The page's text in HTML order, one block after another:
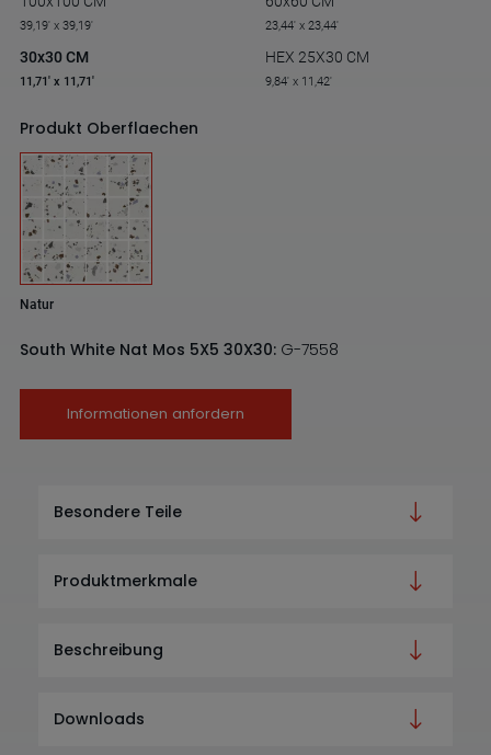
39,19' x 39,19' 23,44' x 23,44'
30x30 CM
11,71' x 11,71'
HEX 25X30 CM
9,84' x 11,42'
Produkt Oberflaechen
Natur
South White Nat Mos 5X5 30X30: G-7558
Informationen anfordern
Besondere Teile
Produktmerkmale
Beschreibung
Downloads